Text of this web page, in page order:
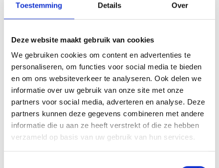
Toestemming Details Over
Deze website maakt gebruik van cookies
We gebruiken cookies om content en advertenties te
personaliseren, om functies voor social media te bieden
en om ons websiteverkeer te analyseren. Ook delen we
informatie over uw gebruik van onze site met onze
partners voor social media, adverteren en analyse. Deze
partners kunnen deze gegevens combineren met andere
informatie die u aan ze heeft verstrekt of die ze hebben
verzameld op basis van uw gebruik van hun services.
13 januari 2026
Eric Razenberg en BC Capital bundelen
krachten in nieuwe uitgeefgroep